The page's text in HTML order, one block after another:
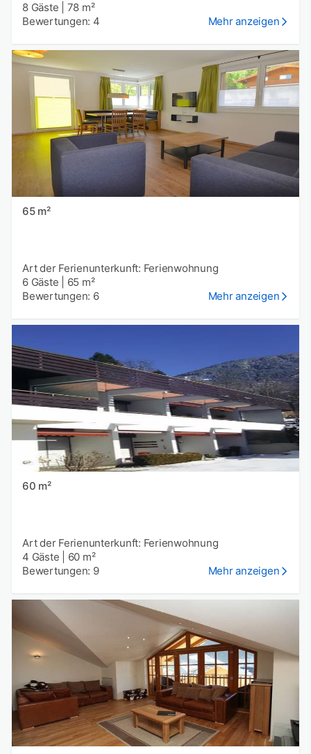
8 Gäste
78 m²
Bewertungen: 4
Mehr anzeigen
65 m²
Art der Ferienunterkunft: Ferienwohnung
6 Gäste
65 m²
Bewertungen: 6
Mehr anzeigen
60 m²
Art der Ferienunterkunft: Ferienwohnung
4 Gäste
60 m²
Bewertungen: 9
Mehr anzeigen